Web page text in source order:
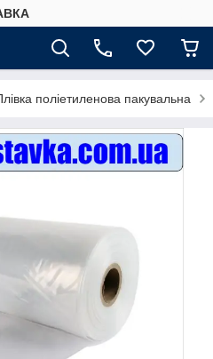
поліетиленова пакувальна